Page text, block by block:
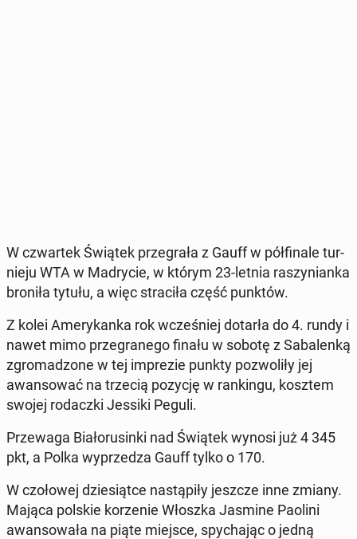
W czwar­tek Świątek prze­gra­ła z Gauff w pół­fi­na­le tur­
nie­ju WTA w Ma­dry­cie, w którym 23-letnia ra­szy­nian­ka
broniła tytułu, a więc stra­ci­ła część punktów.
Z kolei Ame­ry­kan­ka rok wcze­śniej dotarła do 4. rundy i
nawet mimo prze­gra­ne­go finału w sobotę z Sa­ba­len­ką
zgro­ma­dzo­ne w tej im­pre­zie punkty po­zwo­li­ły jej
awan­so­wać na trzecią pozycję w ran­kin­gu, kosztem
swojej ro­dacz­ki Jessiki Peguli.
Prze­wa­ga Bia­ło­ru­sin­ki nad Świątek wynosi już 4 345
pkt, a Polka wy­prze­dza Gauff tylko o 170.
W czo­ło­wej dzie­siąt­ce na­stą­pi­ły jeszcze inne zmiany.
Mająca polskie ko­rze­nie Włoszka Jasmine Paolini
awan­so­wa­ła na piąte miejsce, spy­cha­jąc o jedną